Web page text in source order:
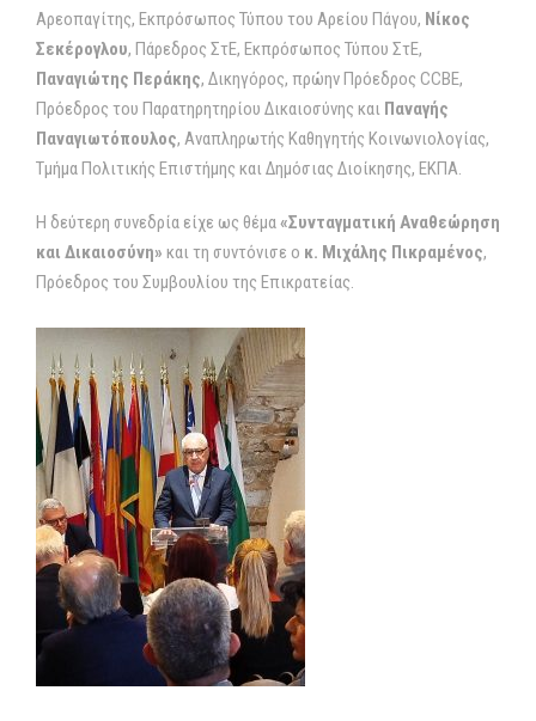
Αρεοπαγίτης, Εκπρόσωπος Τύπου του Αρείου Πάγου, Νίκος
Σεκέρογλου, Πάρεδρος ΣτΕ, Εκπρόσωπος Τύπου ΣτΕ,
Παναγιώτης Περάκης, Δικηγόρος, πρώην Πρόεδρος CCBE,
Πρόεδρος του Παρατηρητηρίου Δικαιοσύνης και Παναγής
Παναγιωτόπουλος, Αναπληρωτής Καθηγητής Κοινωνιολογίας,
Τμήμα Πολιτικής Επιστήμης και Δημόσιας Διοίκησης, ΕΚΠΑ.
Η δεύτερη συνεδρία είχε ως θέμα«Συνταγματική Αναθεώρηση
και Δικαιοσύνη» και τη συντόνισε ο κ. Μιχάλης Πικραμένος,
Πρόεδρος του Συμβουλίου της Επικρατείας.